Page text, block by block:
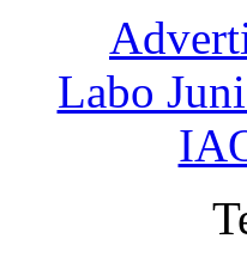
Labo